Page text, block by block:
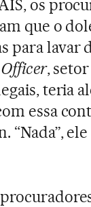
os
que o
para lavar
,
teria
essa
“Nada”,